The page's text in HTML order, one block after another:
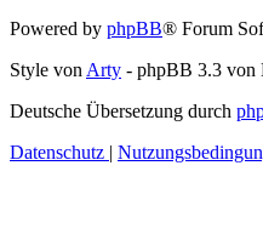
Powered by phpBB® Forum
Style von Arty - phpBB 3.3 von
Deutsche Übersetzung durch
Datenschutz |